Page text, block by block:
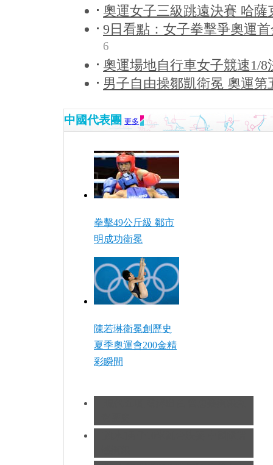
奧運女子三級跳遠決賽 哈薩
9日看點：女子拳擊爭奧運
6
奧運場地自行車女子競速1/8
男子自由操鄒凱衛冕 奧運
中國代表團 更多
拳擊49公斤級 鄒市
明成功衛冕
陳若琳衛冕創歷史
夏季奧運會200金精
彩瞬間